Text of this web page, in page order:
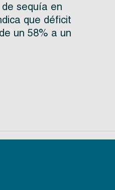
sequía en
que déficit
un 58% a un